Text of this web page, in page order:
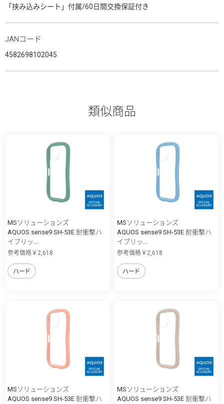
「挟み込みシート」付属/60日間交換保証付き
JANコード
4582698102045
類似商品
MSソリューションズ
AQUOS sense9 SH-53E 耐衝撃ハ
イブリッ...
参考価格￥2,618
ハード
MSソリューションズ
AQUOS sense9 SH-53E 耐衝撃ハ
イブリッ...
参考価格￥2,618
ハード
MSソリューションズ
AQUOS sense9 SH-53E 耐衝撃ハ
MSソリューションズ
AQUOS sense9 SH-53E 耐衝撃ハ